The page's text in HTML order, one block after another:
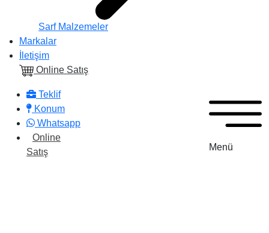
Sarf Malzemeler
Markalar
İletişim
Online Satış
Teklif
Konum
Whatsapp
Online
Satış
Menü